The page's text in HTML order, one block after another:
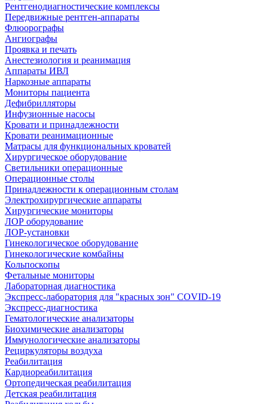
Рентгенодиагностические комплексы
Передвижные рентген-аппараты
Флюорографы
Ангиографы
Проявка и печать
Анестезиология и реанимация
Аппараты ИВЛ
Наркозные аппараты
Мониторы пациента
Дефибрилляторы
Инфузионные насосы
Кровати и принадлежности
Кровати реанимационные
Матрасы для функциональных кроватей
Хирургическое оборудование
Светильники операционные
Операционные столы
Принадлежности к операционным столам
Электрохирургические аппараты
Хирургические мониторы
ЛОР оборудование
ЛОР-установки
Гинекологическое оборудование
Гинекологические комбайны
Кольпоскопы
Фетальные мониторы
Лабораторная диагностика
Экспресс-лаборатория для "красных зон" COVID-19
Экспресс-диагностика
Гематологические анализаторы
Биохимические анализаторы
Иммунологические анализаторы
Рециркуляторы воздуха
Реабилитация
Кардиореабилитация
Ортопедическая реабилитация
Детская реабилитация